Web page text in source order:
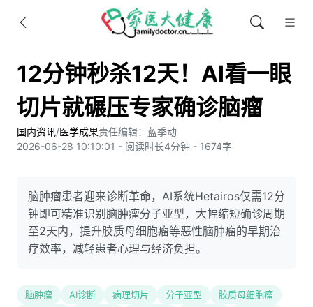
12分钟秒杀12天！AI看一眼
切片就碾压专家确诊脑瘤
国内资讯/医学成果责任编辑：蓝季动
2026-06-28 10:10:01 - 阅读时长4分钟 - 1674字
脑肿瘤患者迎来诊断革命，AI系统Hetairos仅需12分
钟即可精准识别脑肿瘤分子亚型，大幅缩短确诊周期
至2天内，提升胶质母细胞瘤等恶性脑肿瘤的早期治
疗效率，减轻患者心理与经济负担。
脑肿瘤 AI诊断 病理切片 分子亚型
胶质母细胞瘤